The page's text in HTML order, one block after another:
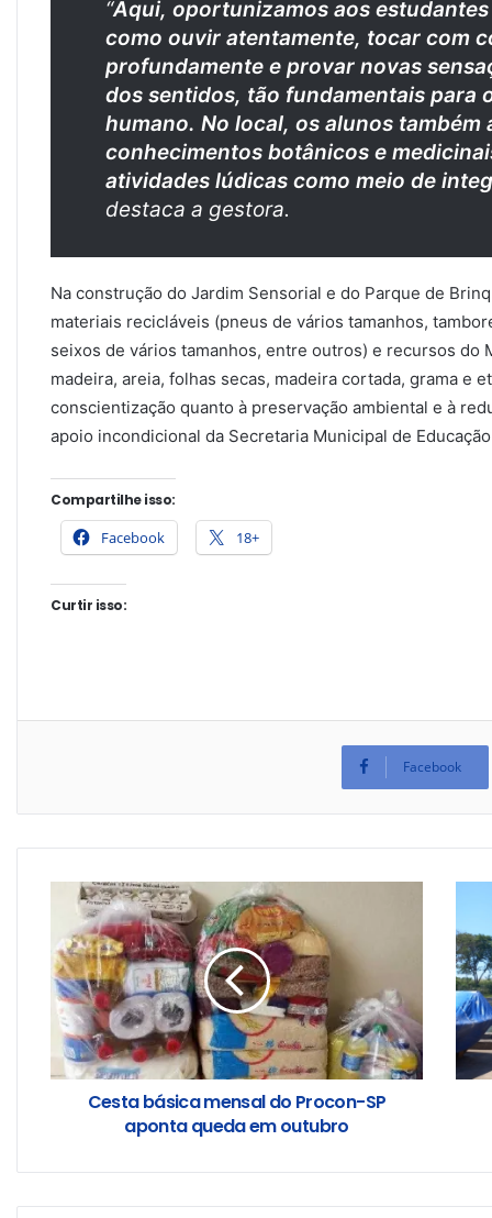
“Aqui, oportunizamos aos
como ouvir atentamente, tocar com
profundamente e provar novas
dos sentidos, tão fundamentais para
humano. No local, os alunos também
conhecimentos botânicos e
atividades lúdicas como meio de
destaca a gestora.
Na construção do Jardim Sensorial e do Parque de
materiais recicláveis (pneus de vários tamanhos,
seixos de vários tamanhos, entre outros) e recursos do
madeira, areia, folhas secas, madeira cortada, grama e
conscientização quanto à preservação ambiental e à
apoio incondicional da Secretaria Municipal de
Compartilhe isso:
Facebook 18+
Curtir isso:
Facebook
Cesta básica mensal do Procon-SP
aponta queda em outubro